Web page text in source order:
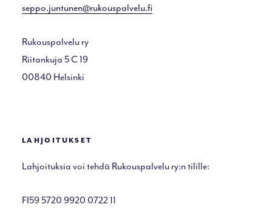
seppo.juntunen@rukouspalvelu.fi
Rukouspalvelu ry
Riitankuja 5 C 19
00840 Helsinki
LAHJOITUKSET
Lahjoituksia voi tehdä Rukouspalvelu ry:n tilille:
FI59 5720 9920 0722 11